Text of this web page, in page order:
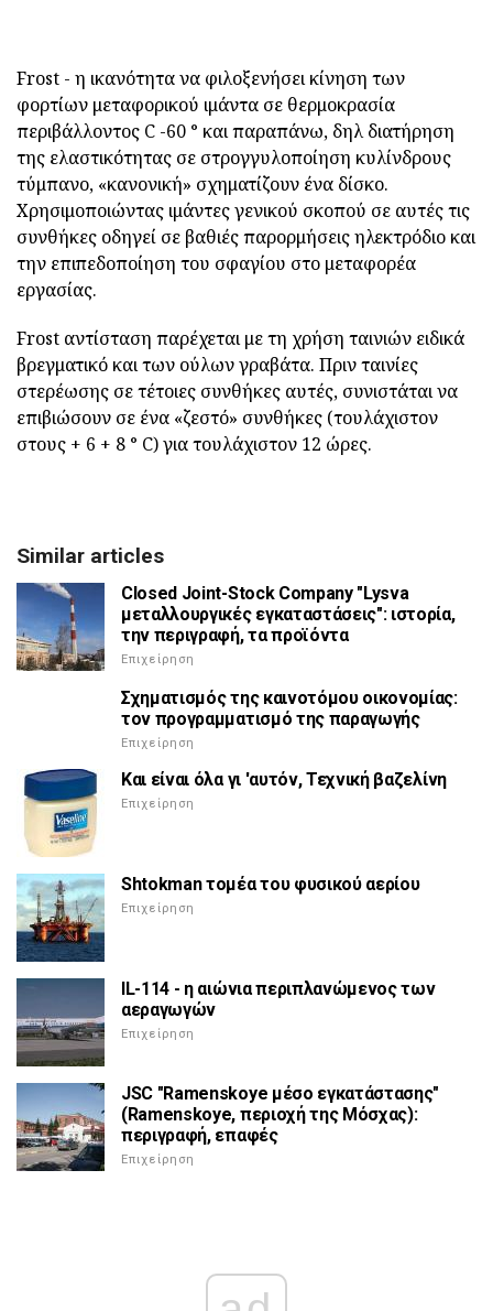
Frost - η ικανότητα να φιλοξενήσει κίνηση των
φορτίων μεταφορικού ιμάντα σε θερμοκρασία
περιβάλλοντος C -60 ° και παραπάνω, δηλ διατήρηση
της ελαστικότητας σε στρογγυλοποίηση κυλίνδρους
τύμπανο, «κανονική» σχηματίζουν ένα δίσκο.
Χρησιμοποιώντας ιμάντες γενικού σκοπού σε αυτές τις
συνθήκες οδηγεί σε βαθιές παρορμήσεις ηλεκτρόδιο και
την επιπεδοποίηση του σφαγίου στο μεταφορέα
εργασίας.
Frost αντίσταση παρέχεται με τη χρήση ταινιών ειδικά
βρεγματικό και των ούλων γραβάτα. Πριν ταινίες
στερέωσης σε τέτοιες συνθήκες αυτές, συνιστάται να
επιβιώσουν σε ένα «ζεστό» συνθήκες (τουλάχιστον
στους + 6 + 8 ° C) για τουλάχιστον 12 ώρες.
Similar articles
Closed Joint-Stock Company "Lysva
μεταλλουργικές εγκαταστάσεις": ιστορία,
την περιγραφή, τα προϊόντα
Επιχείρηση
Σχηματισμός της καινοτόμου οικονομίας:
τον προγραμματισμό της παραγωγής
Επιχείρηση
Και είναι όλα γι 'αυτόν, Τεχνική βαζελίνη
Επιχείρηση
Shtokman τομέα του φυσικού αερίου
Επιχείρηση
IL-114 - η αιώνια περιπλανώμενος των
αεραγωγών
Επιχείρηση
JSC "Ramenskoye μέσο εγκατάστασης"
(Ramenskoye, περιοχή της Μόσχας):
περιγραφή, επαφές
Επιχείρηση